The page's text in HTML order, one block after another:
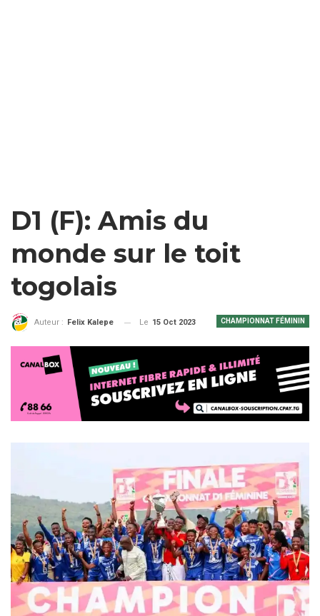
D1 (F): Amis du
monde sur le toit
togolais
CHAMPIONNAT FÉMININ
Auteur : Felix Kalepe Le 15 Oct 2023